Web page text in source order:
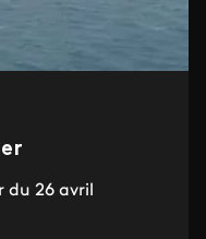
du 26 avril